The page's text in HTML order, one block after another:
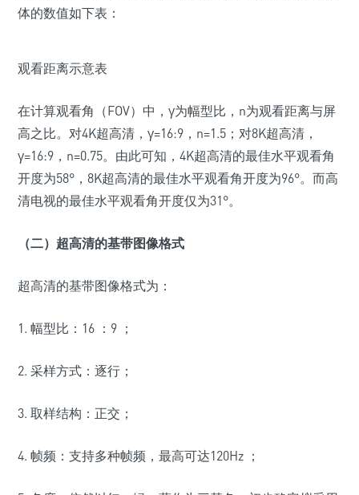
体的数值如下表：
观看距离示意表
在计算观看角（FOV）中，γ为幅型比，n为观看距离与屏
高之比。对4K超高清，γ=16:9，n=1.5；对8K超高清，
γ=16:9，n=0.75。由此可知，4K超高清的最佳水平观看角
开度为58°，8K超高清的最佳水平观看角开度为96°。而高
清电视的最佳水平观看角开度仅为31°。
（二）超高清的基带图像格式
超高清的基带图像格式为：
1. 幅型比：16 ：9 ；
2. 采样方式：逐行；
3. 取样结构：正交；
4. 帧频：支持多种帧频，最高可达120Hz ；